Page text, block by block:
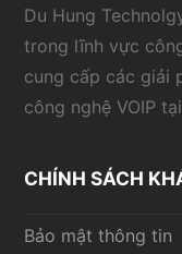
Du Hung
trong lĩnh vực
cung cấp các giải
công nghệ VOIP
CHÍNH SÁCH
Bảo mật thông tin